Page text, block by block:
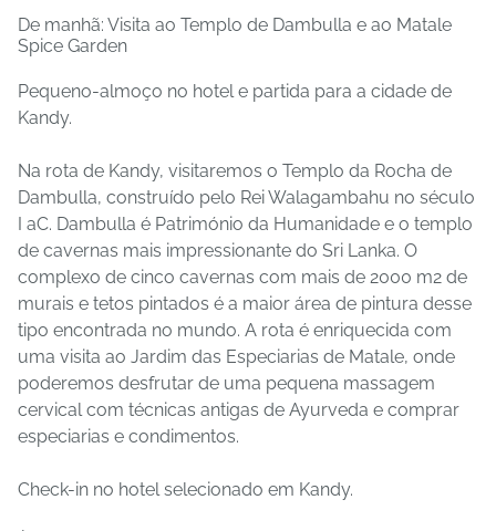
De manhã: Visita ao Templo de Dambulla e ao Matale
Spice Garden
Pequeno-almoço no hotel e partida para a cidade de
Kandy.
Na rota de Kandy, visitaremos o Templo da Rocha de
Dambulla, construído pelo Rei Walagambahu no século
I aC. Dambulla é Património da Humanidade e o templo
de cavernas mais impressionante do Sri Lanka. O
complexo de cinco cavernas com mais de 2000 m2 de
murais e tetos pintados é a maior área de pintura desse
tipo encontrada no mundo. A rota é enriquecida com
uma visita ao Jardim das Especiarias de Matale, onde
poderemos desfrutar de uma pequena massagem
cervical com técnicas antigas de Ayurveda e comprar
especiarias e condimentos.
Check-in no hotel selecionado em Kandy.